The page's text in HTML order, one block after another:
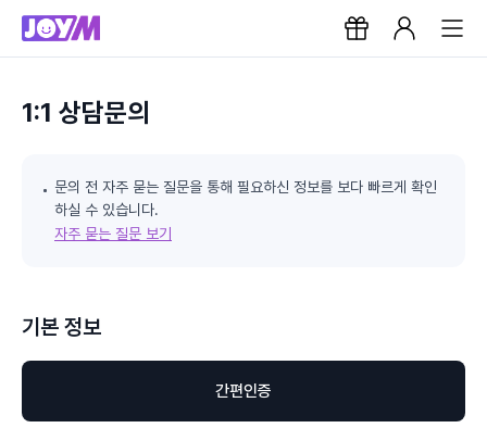
1:1 상담문의
문의 전 자주 묻는 질문을 통해 필요하신 정보를 보다 빠르게 확인
하실 수 있습니다.
자주 묻는 질문 보기
기본 정보
간편인증